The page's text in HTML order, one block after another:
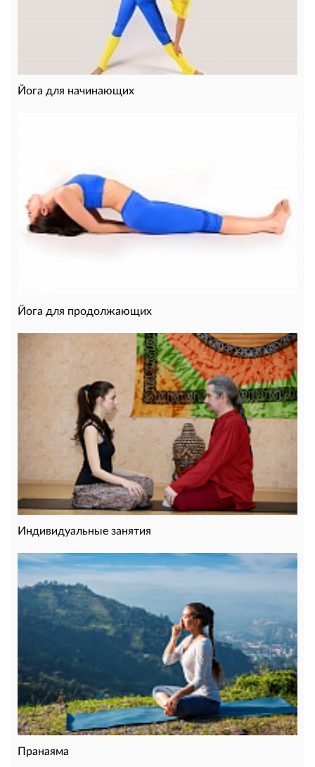
Йога для начинающих
Йога для продолжающих
Индивидуальные занятия
Пранаяма